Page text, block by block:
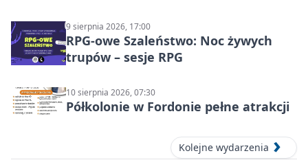
9 sierpnia 2026, 17:00
RPG-owe Szaleństwo: Noc żywych
trupów – sesje RPG
10 sierpnia 2026, 07:30
Półkolonie w Fordonie pełne atrakcji
Kolejne wydarzenia